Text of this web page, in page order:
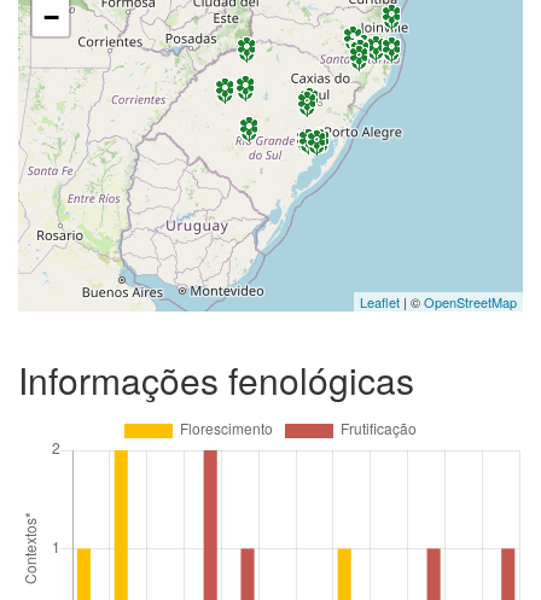
−
Leaflet | ©OpenStreetMap
Informações fenológicas